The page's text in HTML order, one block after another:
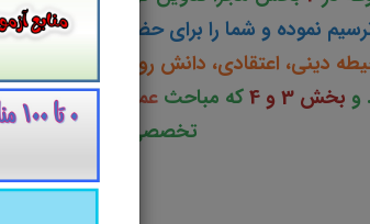
نموده و شما را برای حضور فیزیکی
دینی، اعتقادی، دانش روز، دانش
. و بخش 3 و 4 که مباحثعمومی و تخصصی
تخصصی داوطلبین را
تدوین